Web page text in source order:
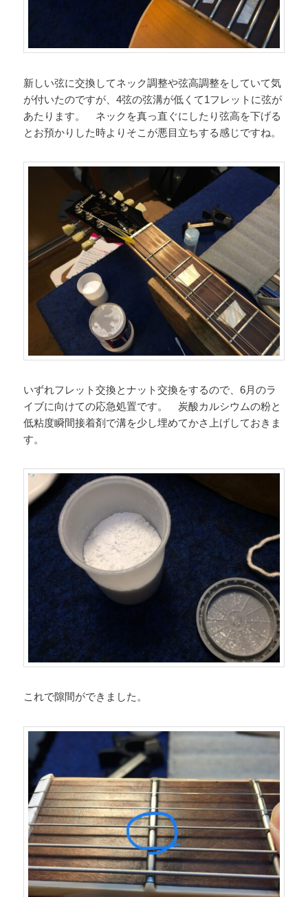
新しい弦に交換してネック調整や弦高調整をしていて気
が付いたのですが、4弦の弦溝が低くて1フレットに弦が
あたります。 ネックを真っ直ぐにしたり弦高を下げる
とお預かりした時よりそこが悪目立ちする感じですね。
いずれフレット交換とナット交換をするので、6月のラ
イブに向けての応急処置です。 炭酸カルシウムの粉と
低粘度瞬間接着剤で溝を少し埋めてかさ上げしておきま
す。
これで隙間ができました。